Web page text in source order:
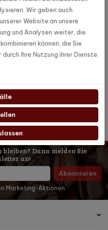
geöffnet!
wechselnde Auswahl an
für den
Maschine auch über einen
Dann melden Sie
an!
Abonnieren
Marketing-Aktionen
Wir geben auch
Website an unsere
und Analysen weiter, die
können, die Sie
Ihre Nutzung ihrer Dienste